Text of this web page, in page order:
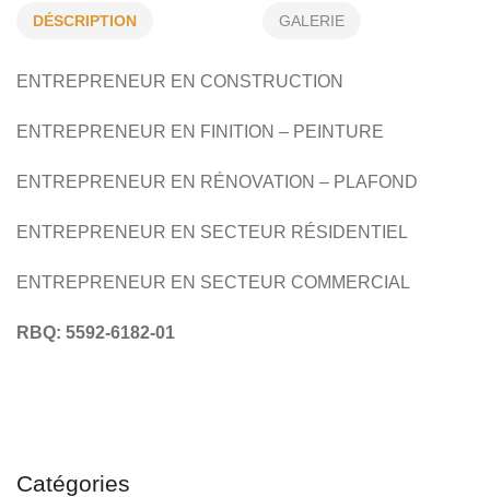
Spécialités
POSE DE GYPSE - FINITION SYSTÈMES INTÉRIEURS
DIVISION MÉTALLIQUE RÉSIDENTIEL COMMERCIAL
DÉSCRIPTION GALERIE
ENTREPRENEUR EN CONSTRUCTION
ENTREPRENEUR EN FINITION – PEINTURE
ENTREPRENEUR EN RÉNOVATION – PLAFOND
ENTREPRENEUR EN SECTEUR RÉSIDENTIEL
ENTREPRENEUR EN SECTEUR COMMERCIAL
RBQ: 5592-6182-01
Catégories